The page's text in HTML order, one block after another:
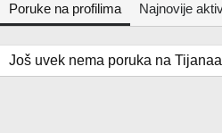
Poruke na profilima Najnovije
Još uvek nema poruka na